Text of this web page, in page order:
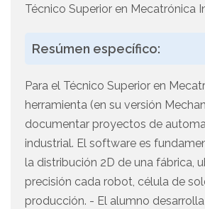
Técnico Superior en Mecatrónica
Resúmen específico:
Para el Técnico Superior en
herramienta (en su versión
documentar proyectos de
industrial. El software es
la distribución 2D de una fábrica,
precisión cada robot, célula de
producción. - El alumno